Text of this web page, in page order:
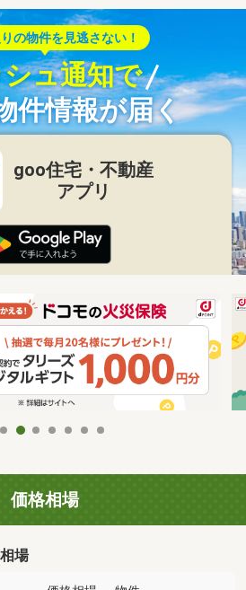
の物件を見逃さない！
ュ通知で
件情報が届く
goo住宅・不動産
アプリ
価格相場
場